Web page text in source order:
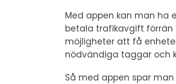
Med appen kan man ha
betala trafikavgift förrän
möjligheter att få
nödvändiga taggar och
Så med appen spar